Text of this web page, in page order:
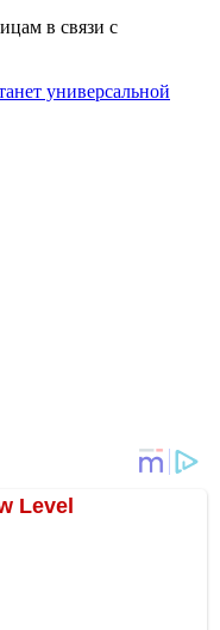
в связи с
универсальной